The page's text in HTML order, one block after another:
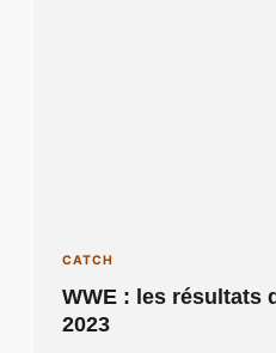
CATCH
WWE : les résultats
2023